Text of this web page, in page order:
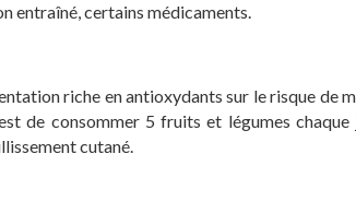
entraîné, certains médicaments.
riche en antioxydants sur le risque de
de consommer 5 fruits et légumes chaque
cutané.